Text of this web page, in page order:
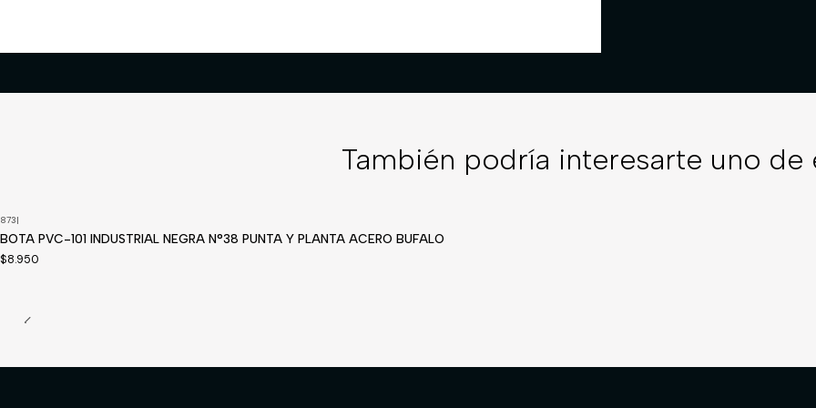
También podría interesarte uno de
873|
BOTA PVC-101 INDUSTRIAL NEGRA N°38 PUNTA Y PLANTA ACERO BUFALO
$8.950